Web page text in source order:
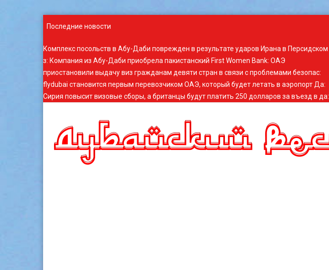
Последние новости
Комплекс посольств в Абу-Даби поврежден в результате ударов Ирана в Персидском
з: Компания из Абу-Даби приобрела пакистанский First Women Bank: ОАЭ
приостановили выдачу виз гражданам девяти стран в связи с проблемами безопас:
flydubai становится первым перевозчиком ОАЭ, который будет летать в аэропорт Да:
Сирия повысит визовые сборы, а британцы будут платить 250 долларов за въезд в да: